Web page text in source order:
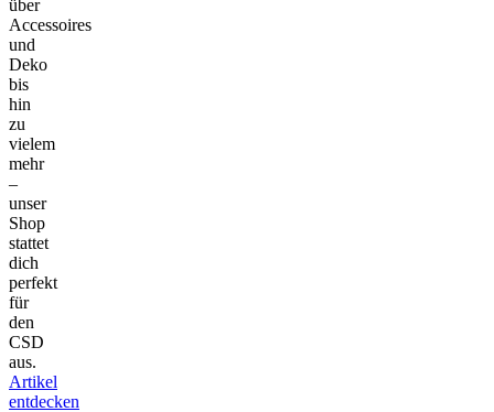
über
Accessoires
und
Deko
bis
hin
zu
vielem
mehr
–
unser
Shop
stattet
dich
perfekt
für
den
CSD
aus.
Artikel
entdecken